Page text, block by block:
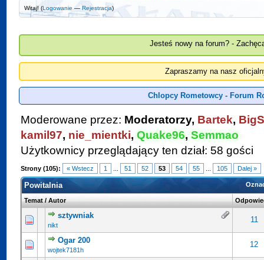
Witaj! (Logowanie —Rejestracja)
Jesteś nowy na forum? -
Zapraszamy na nasz
Chlopcy Rometowcy - Forum
Moderowane przez: Moderatorzy, Bartek,
kamil97, nie_mientki,Quake96,Semmao
Użytkownicy przeglądający ten dział: 58 gości
Strony (105): « Wstecz 1 51 52 53 54 55 105 Dalej »
Powitalnia
Temat/Autor
sztywniak
nikt
11
Ogar 200
wojtek7181h
12